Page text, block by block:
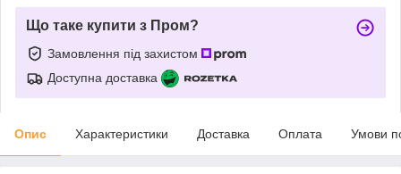
Що таке купити з Пром?
Замовлення під захистом
Доступна доставка
Опис Характеристики Доставка Оплата Умови